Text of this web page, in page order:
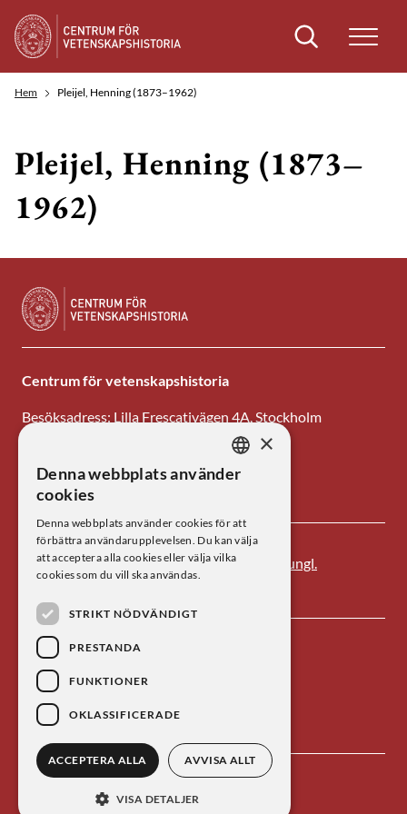
Sök
Hem Pleijel, Henning (1873–1962)
Pleijel, Henning (1873–
1962)
Centrum för vetenskapshistoria
Besöksadress: Lilla Frescativägen 4A, Stockholm
E-post: centrum@kva.se
Kontakta oss
Centrum för vetenskapshistoria är ett av
Kungl.
Vetenskapsakademiens forskningsinstitut.
SWEDISH
×
Denna webbplats använder
cookies
Denna webbplats använder cookies för att
förbättra användarupplevelsen. Du kan välja
att acceptera alla cookies eller välja vilka
cookies som du vill ska användas.
STRIKT NÖDVÄNDIGT
PRESTANDA
FUNKTIONER
OKLASSIFICERADE
ACCEPTERA ALLA AVVISA ALLT
VISA DETALJER